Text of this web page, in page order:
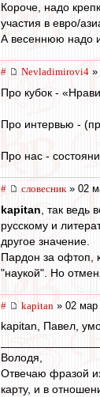
Короче, надо
участия в евро/
А весеннюю надо
# Nevladimirovi4 »
Про кубок -
Про интервью -
Про нас -
# словесник» 02
kapitan , так
русскому и
другое значение.
Пардон за офтоп,
"наукой". Но
# kapitan » 02 мар
kapitan, Павел,
Володя,
Отвечаю фразой
карту, и в